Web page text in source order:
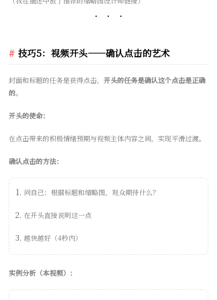
技巧5：视频开头——确认点击的艺术
封面和标题的任务是获得点击， 开头的任务是确认这个点击是正确
的。
开头的使命：
在点击带来的积极情绪预期与视频主体内容之间，实现平滑过渡。
确认点击的方法：
问自己：根据标题和缩略图，观众期待什么？
在开头直接说明这一点
越快越好（4秒内）
实例分析（本视频）：